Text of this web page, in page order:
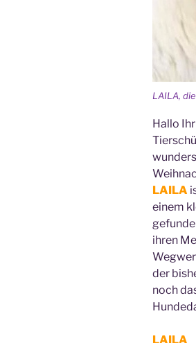
LAILA,
Hallo
LAILA
einem
ihren
der
noch
LAILA